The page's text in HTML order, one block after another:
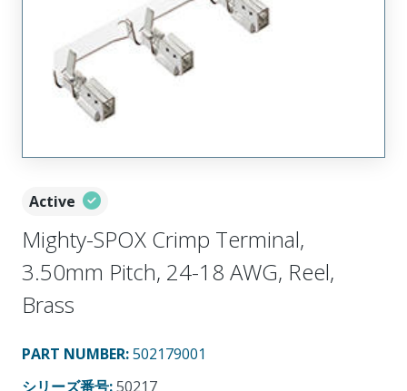
Active
Mighty-SPOX Crimp Terminal,
3.50mm Pitch, 24-18 AWG, Reel,
Brass
PART NUMBER:502179001
シリーズ番号:50217